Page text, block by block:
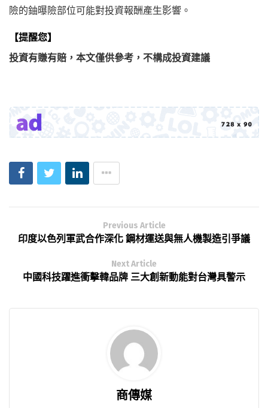
險的鈾曝險部位可能對投資報酬產生影響。
【提醒您】
投資有賺有賠，本文僅供參考，不構成投資建議
Previous Article
印度以色列軍武合作深化 鋼材運送與無人機製造引爭議
Next Article
中國科技躍進衝擊韓品牌 三大創新動能對台灣具警示
商傳媒